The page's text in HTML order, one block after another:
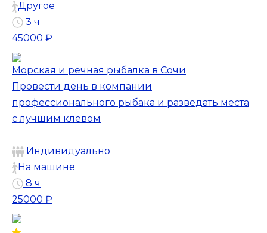
Другое
3 ч
45000 ₽
Морская и речная рыбалка в Сочи
Провести день в компании
профессионального рыбака и разведать места
с лучшим клёвом
Индивидуально
На машине
8 ч
25000 ₽